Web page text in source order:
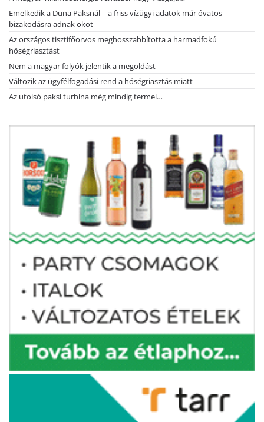
Emelkedik a Duna Paksnál – a friss vízügyi adatok már óvatos
bizakodásra adnak okot
Az országos tisztifőorvos meghosszabbította a harmadfokú
hőségriasztást
Nem a magyar folyók jelentik a megoldást
Változik az ügyfélfogadási rend a hőségriasztás miatt
Az utolsó paksi turbina még mindig termel…